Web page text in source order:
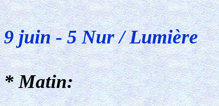
9 juin - 5 Nur / Lumière
* Matin: